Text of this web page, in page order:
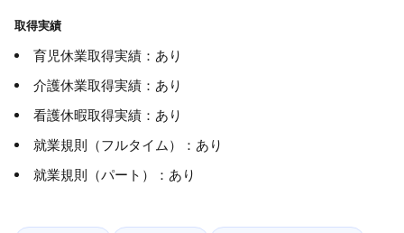
取得実績
育児休業取得実績：あり
介護休業取得実績：あり
看護休暇取得実績：あり
就業規則（フルタイム）：あり
就業規則（パート）：あり